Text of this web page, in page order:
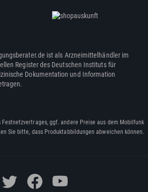
ist als Arzneimittelhändler im
Register des Deutschen Instituts für
Dokumentation und Information
ggf. andere Preise aus dem Mobilfunk
Sie bitte, dass Produktabbildungen abweichen können.